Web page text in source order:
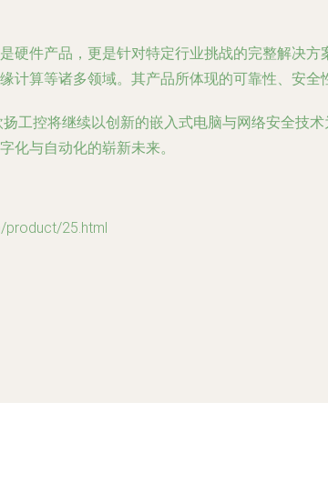
硬件产品，更是针对特定行业挑战的完整解决
计算等诸多领域。其产品所体现的可靠性、安
工控将继续以创新的嵌入式电脑与网络安全技
化与自动化的崭新未来。
product/25.html